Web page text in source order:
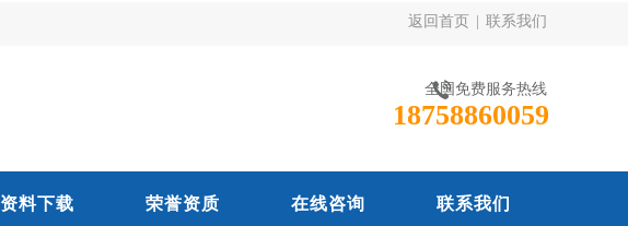
返回首页 联系我们
全国免费服务热线
18758860059
资料下载 荣誉资质 在线咨询 联系我们